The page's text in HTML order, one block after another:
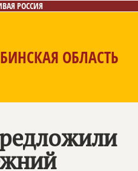
РОССИЯ
ОБЛАСТЬ